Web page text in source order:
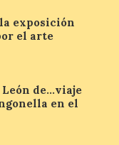
exposición
el arte
de…viaje
en el